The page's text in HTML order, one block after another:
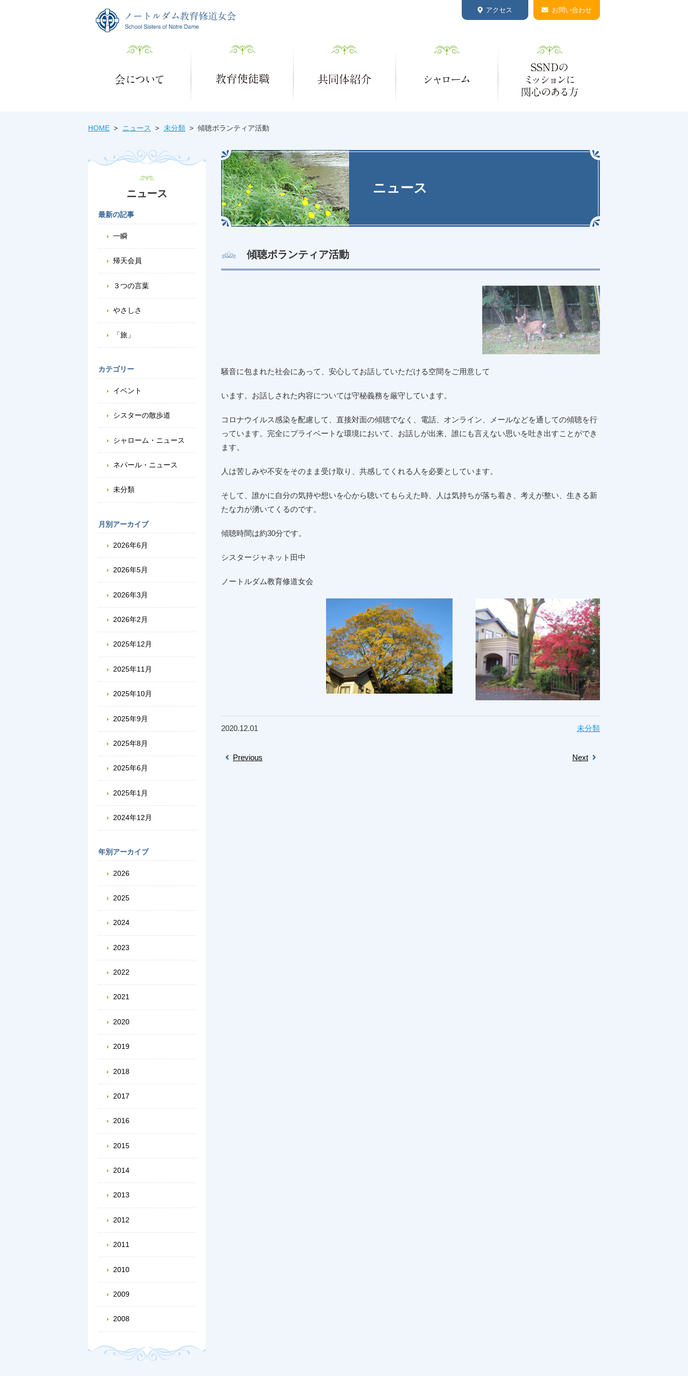
アクセス お問い合わせ
HOME ニュース 未分類 傾聴ボランティア活動
ニュース
傾聴ボランティア活動
騒音に包まれた社会にあって、安心してお話していただける空間をご用意して
います。お話しされた内容については守秘義務を厳守しています。
コロナウイルス感染を配慮して、直接対面の傾聴でなく、電話、オンライン、メールなどを通しての傾聴を行
っています。完全にプライベートな環境において、お話しが出来、誰にも言えない思いを吐き出すことができ
ます。
人は苦しみや不安をそのまま受け取り、共感してくれる人を必要としています。
そして、誰かに自分の気持や想いを心から聴いてもらえた時、人は気持ちが落ち着き、考えが整い、生きる新
たな力が湧いてくるのです。
傾聴時間は約30分です。
シスタージャネット田中
ノートルダム教育修道女会
2020.12.01 未分類
Previous Next
ニュース
最新の記事
一瞬
帰天会員
３つの言葉
やさしさ
「旅」
カテゴリー
イベント
シスターの散歩道
シャローム・ニュース
ネパール・ニュース
未分類
月別アーカイブ
2026年6月
2026年5月
2026年3月
2026年2月
2025年12月
2025年11月
2025年10月
2025年9月
2025年8月
2025年6月
2025年1月
2024年12月
年別アーカイブ
2026
2025
2024
2023
2022
2021
2020
2019
2018
2017
2016
2015
2014
2013
2012
2011
2010
2009
2008